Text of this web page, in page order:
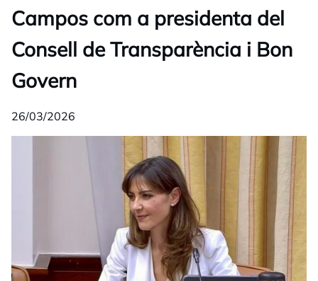
Campos com a presidenta del
Consell de Transparència i Bon
Govern
26/03/2026
opens in a new tab